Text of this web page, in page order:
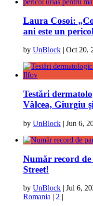
Laura Cosoi:
ani este un
by UnBlock | Oct 20,
Testări
Vâlcea, Giurgiu
by UnBlock | Jun 6,
Număr record
Street!
by UnBlock | Jul 6,
Romania | 2 |